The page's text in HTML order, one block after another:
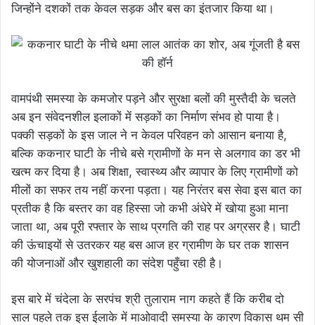
जिन्होंने दशकों तक केवल सड़क और बस का इंतजार किया था।
वामपंथी समस्या के कमजोर पड़ने और सुरक्षा बलों की मुस्तैदी के चलते
अब इन संवेदनशील इलाकों में सड़कों का निर्माण संभव हो पाया है।
पक्की सड़कों के इस जाल ने न केवल परिवहन को आसान बनाया है,
बल्कि ककनार घाटी के नीचे बसे ग्रामीणों के मन से अलगाव का डर भी
खत्म कर दिया है। अब शिक्षा, स्वास्थ्य और व्यापार के लिए ग्रामीणों को
मीलों का सफर तय नहीं करना पड़ता। यह निरंतर बस सेवा इस बात का
प्रतीक है कि बस्तर का वह हिस्सा जो कभी अंधेरे में खोया हुआ माना
जाता था, अब पूरी रफ्तार के साथ प्रगति की राह पर अग्रसर है। घाटी
की ऊंचाइयों से उतरकर यह बस आज हर ग्रामीण के घर तक शासन
की योजनाओं और खुशहाली का संदेश पहुँचा रही है।
इस बारे में चंदेला के सरपंच श्री तुलाराम नाग कहते हैं कि करीब दो
साल पहले तक इस ईलाके में माओवादी समस्या के कारण विकास थम सी